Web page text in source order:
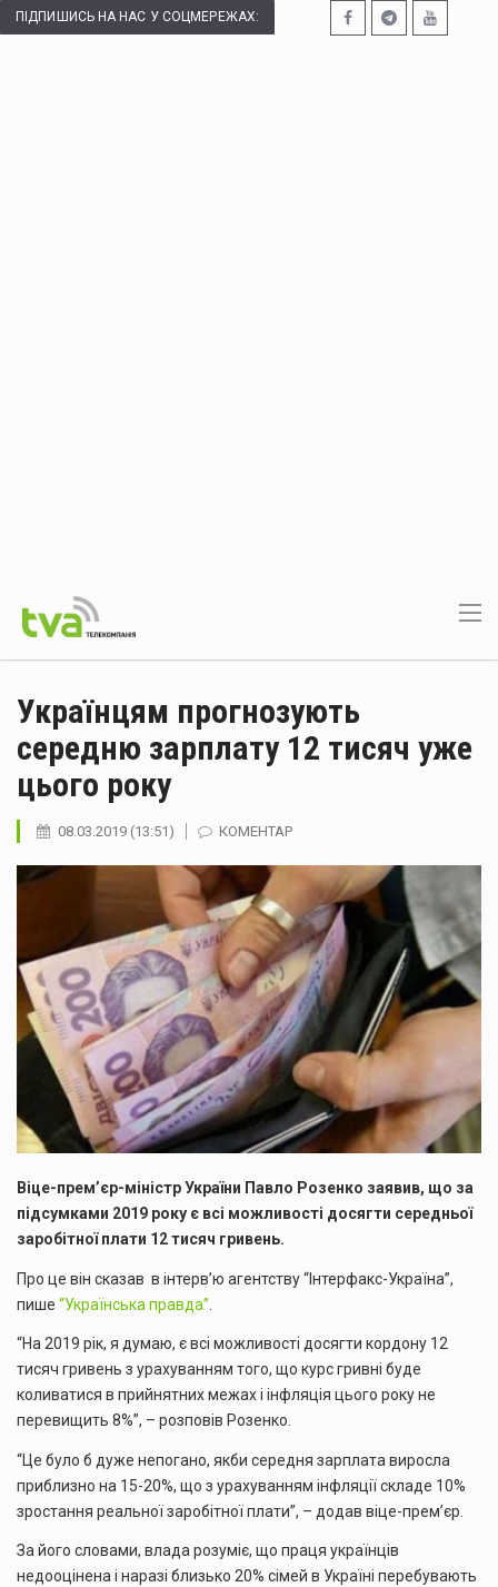
ПІДПИШИСЬ НА НАС У СОЦМЕРЕЖАХ:
Українцям прогнозують
середню зарплату 12 тисяч уже
цього року
08.03.2019 (13:51) КОМЕНТАР
Віце-прем’єр-міністр України Павло Розенко заявив, що за
підсумками 2019 року є всі можливості досягти середньої
заробітної плати 12 тисяч гривень.
Про це він сказав в інтерв’ю агентству “Інтерфакс-Україна”,
пише “Українська правда”
“На 2019 рік, я думаю, є всі можливості досягти кордону 12
тисяч гривень з урахуванням того, що курс гривні буде
коливатися в прийнятних межах і інфляція цього року не
перевищить 8%”, – розповів Розенко.
“Це було б дуже непогано, якби середня зарплата виросла
приблизно на 15-20%, що з урахуванням інфляції складе 10%
зростання реальної заробітної плати”, – додав віце-прем’єр.
За його словами, влада розуміє, що праця українців
недооцінена і наразі близько 20% сімей в Україні перебувають